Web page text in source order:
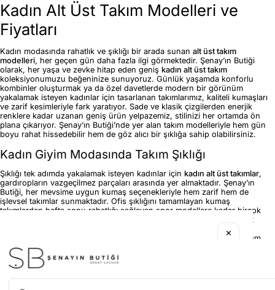
Kadın Alt Üst Takım Modelleri ve
Fiyatları
Kadın modasında rahatlık ve şıklığı bir arada sunan alt üst takım
modelleri, her geçen gün daha fazla ilgi görmektedir. Şenay’ın Butiği
olarak, her yaşa ve zevke hitap eden geniş kadın alt üst takım
koleksiyonumuzu beğeninize sunuyoruz. Günlük yaşamda konforlu
kombinler oluşturmak ya da özel davetlerde modern bir görünüm
yakalamak isteyen kadınlar için tasarlanan takımlarımız, kaliteli kumaşları
ve zarif kesimleriyle fark yaratıyor. Sade ve klasik çizgilerden enerjik
renklere kadar uzanan geniş ürün yelpazemiz, stilinizi her ortamda ön
plana çıkarıyor. Şenay’ın Butiği’nde yer alan takım modelleriyle hem gün
boyu rahat hissedebilir hem de göz alıcı bir şıklığa sahip olabilirsiniz.
Kadın Giyim Modasında Takım Şıklığı
Şıklığı tek adımda yakalamak isteyen kadınlar için kadın alt üst takımlar,
gardıropların vazgeçilmez parçaları arasında yer almaktadır. Şenay’ın
Butiği, her mevsime uygun kumaş seçenekleriyle hem zarif hem de
işlevsel takımlar sunmaktadır. Ofis şıklığını tamamlayan kumaş
takımlardan hafta sonu rahatlığı sağlayan spor modellere kadar birçok
Kadın Ceket
modelleri, zarif görünümüyle kadınların en çok tercih ettiği
kombinler arasında öne çıkmaktadır. Günlük hayatın temposuna uyum
sağlayan, kolay kombinlenebilir ve kaliteli dikiş detaylarıyla hazırlanan
takım koleksiyonumuz, stilinize modern bir dokunuş kazandırır.
Günlük Rahatlık ve Şık Kombinler
✕